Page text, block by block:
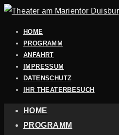
HOME
PROGRAMM
ANFAHRT
IMPRESSUM
DATENSCHUTZ
IHR THEATERBESUCH
HOME
PROGRAMM